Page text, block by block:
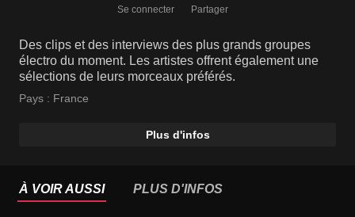
Se connecter Partager
Des clips et des interviews des plus grands groupes
électro du moment. Les artistes offrent également une
sélections de leurs morceaux préférés.
Pays : France
Plus d'infos
À VOIR AUSSI PLUS D'INFOS